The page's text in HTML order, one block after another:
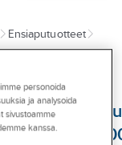
Ensiaputuotteet
personoida
ja analysoida
sivustoamme
kanssa.